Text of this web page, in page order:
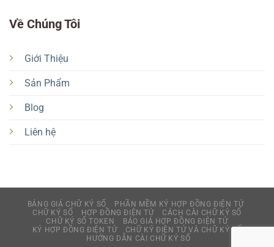
Về Chúng Tôi
Giới Thiệu
Sản Phẩm
Blog
Liên hệ
BẢNG GIÁ CHỮ KÝ SỐ
PHẦN MỀM KÝ HỢP ĐỒNG ĐIỆN TỬ
CHỮ KÝ SỐ
HỢP ĐỒNG ĐIỆN TỬ
CÁCH CÀI CHỮ KÝ SỐ
CHỮ KÝ SỐ TOKEN
BÁO GIÁ HỢP ĐỒNG ĐIỆN TỬ
KÝ HỢP ĐỒNG ĐIỆN TỬ
CHỮ KÝ ĐIỆN TỬ VÀ CHỮ KÝ SỐ
HƯỚNG DẪN CÀI CHỮ KÝ SỐ